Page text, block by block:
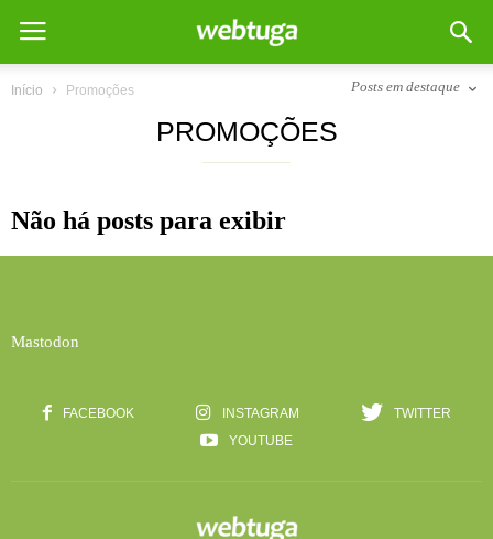
Início Promoções Posts em destaque
PROMOÇÕES
Não há posts para exibir
Mastodon
FACEBOOK INSTAGRAM
TWITTER
YOUTUBE